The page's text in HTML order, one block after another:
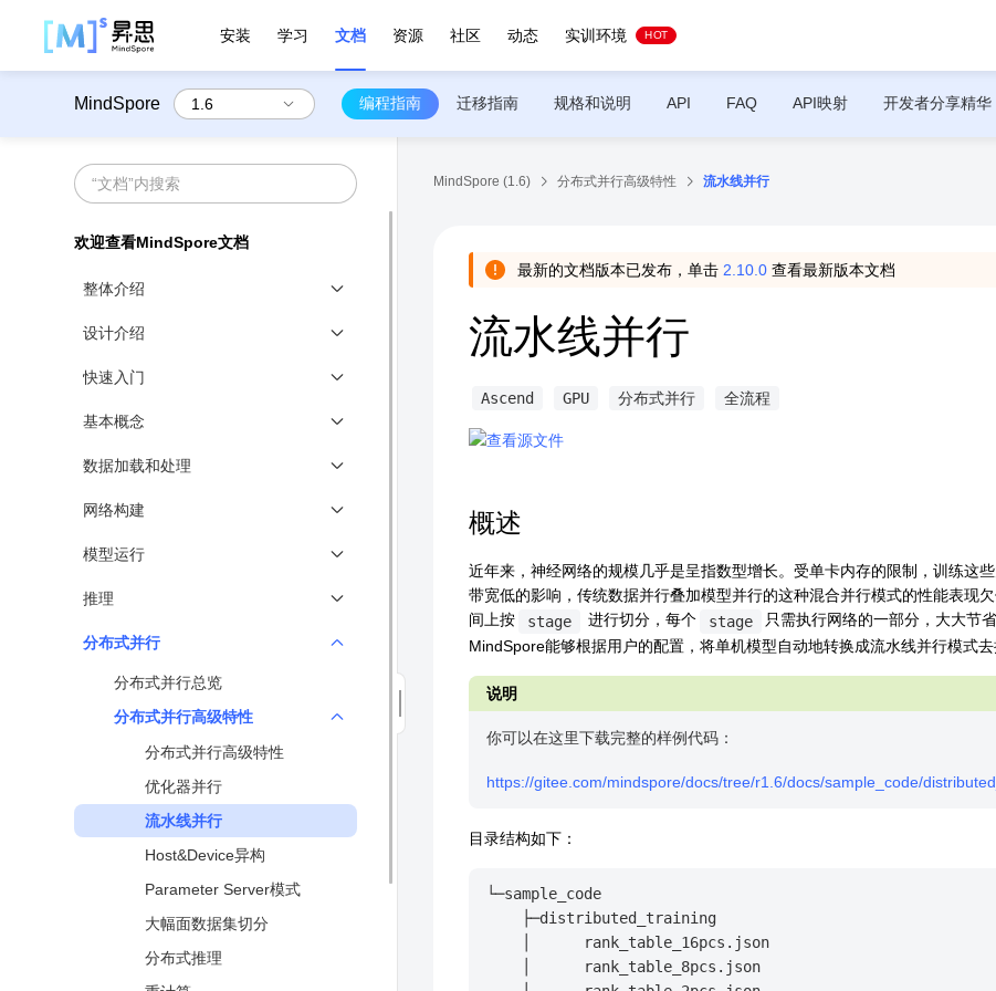
安装 学习 文档 资源 社区 动态 实训环境 HOT
MindSpore 编程指南 迁移指南 规格和说明 API FAQ API映射 开发者分享精华
欢迎查看MindSpore文档
整体介绍
MindSpore总体架构
设计介绍
技术白皮书
静态图和动态图
分布式训练
异构并行训练
可视化调试调优↗
安全可信↗
术语
快速入门
实现简单线性函数拟合↗
基本概念
DataType
算子
Dataset
数据加载和处理
快速入门数据加载和处理
数据迭代
网络构建
构建单算子网络和多层网络
使用流程控制语句
参数传递
网络内构造常量
损失函数
求导
运算重载
优化器
构建训练与评估网络
模型运行
推理
推理模型总览
加载Checkpoint在线推理
使用离线模型推理
分布式并行
分布式并行总览
分布式并行高级特性
分布式并行高级特性
优化器并行
流水线并行
Host&Device异构
Parameter Server模式
大幅面数据集切分
分布式推理
MindSpore (1.6) 分布式并行高级特性 流水线并行
最新的文档版本已发布，单击 2.10.0 查看最新版本文档
流水线并行
Ascend GPU 分布式并行 全流程
概述
近年来，神经网络的规模几乎是呈指数型增长。受单卡内存的限制，训练这
带宽低的影响，传统数据并行叠加模型并行的这种混合并行模式的性能表现
间上按
stage 进行切分，每个 stage
只需执行网络的一部分，大大节
MindSpore能够根据用户的配置，将单机模型自动地转换成流水线并行模式去
你可以在这里下载完整的样例代码：
https://gitee.com/mindspore/docs/tree/r1.6/docs/sample_code/
目录结构如下：
└─sample_code
    ├─distributed_training
    │      rank_table_16pcs.json
    │      rank_table_8pcs.json